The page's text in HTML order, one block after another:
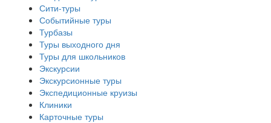
Сити-туры
Событийные туры
Турбазы
Туры выходного дня
Туры для школьников
Экскурсии
Экскурсионные туры
Экспедиционные круизы
Клиники
Карточные туры